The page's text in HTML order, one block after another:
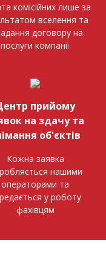
комісійних лише за
вселення та
договору на
послуги компанії
прийому
на здачу та
об'єктів
Кожна заявка
нашими
операторами та
у роботу
фахівцям